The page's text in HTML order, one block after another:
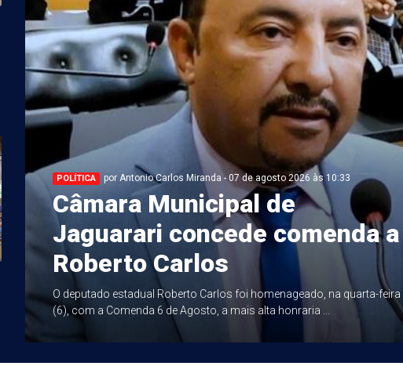
POLÍTICA por Antonio Carlos Miranda - 07 de agosto 2026 às 10:33
Câmara Municipal de
Jaguarari concede comenda a
Roberto Carlos
O deputado estadual Roberto Carlos foi homenageado, na quarta-feira
(6), com a Comenda 6 de Agosto, a mais alta honraria ...